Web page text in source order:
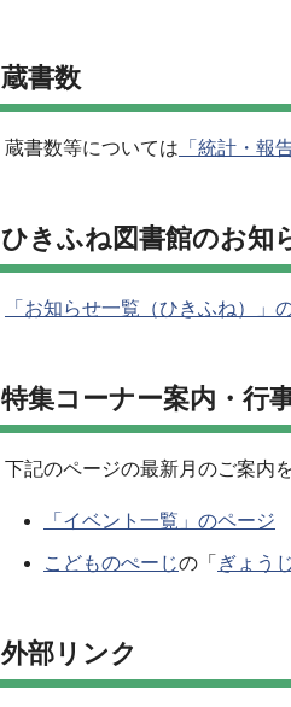
蔵書数
蔵書数等については 「統計・報
ひきふね図書館のお知
「お知らせ一覧（ひきふね）」
特集コーナー案内・行
下記のページの最新月のご案内
「イベント一覧」のページ
こどものぺーじの「 ぎょう
外部リンク